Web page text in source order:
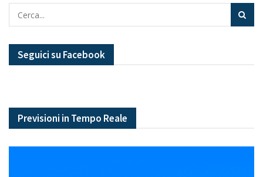
Seguici su Facebook
Previsioni in Tempo Reale